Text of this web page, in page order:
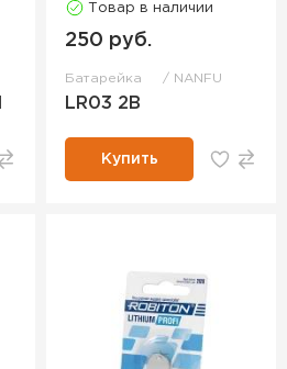
Товар в наличии
250 руб.
Батарейка NANFU
LR03 2B
Купить